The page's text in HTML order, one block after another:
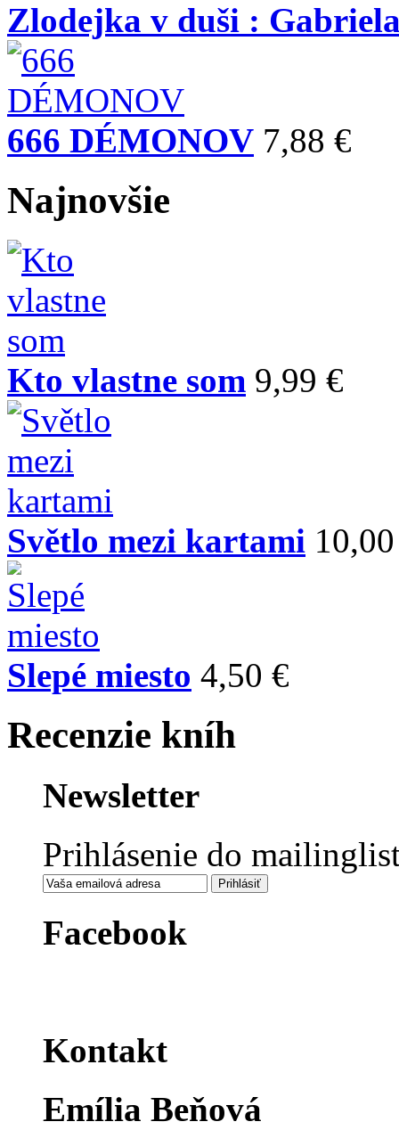
Zlodejka v duši :
666 DÉMONOV 7,88 €
Najnovšie
Kto vlastne som 9,99 €
Světlo mezi kartami
Slepé miesto 4,50 €
Recenzie kníh
Newsletter
Prihlásenie do
Facebook
Kontakt
Emília Beňová